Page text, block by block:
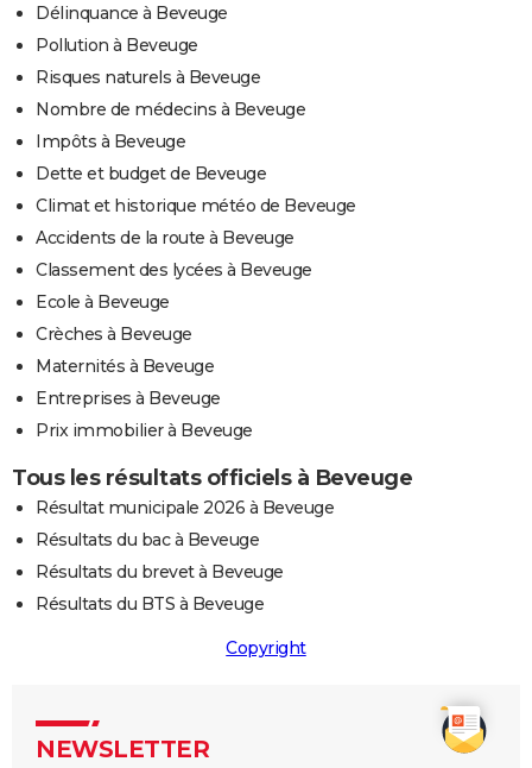
Délinquance à Beveuge
Pollution à Beveuge
Risques naturels à Beveuge
Nombre de médecins à Beveuge
Impôts à Beveuge
Dette et budget de Beveuge
Climat et historique météo de Beveuge
Accidents de la route à Beveuge
Classement des lycées à Beveuge
Ecole à Beveuge
Crèches à Beveuge
Maternités à Beveuge
Entreprises à Beveuge
Prix immobilier à Beveuge
Tous les résultats officiels à Beveuge
Résultat municipale 2026 à Beveuge
Résultats du bac à Beveuge
Résultats du brevet à Beveuge
Résultats du BTS à Beveuge
Copyright
NEWSLETTER